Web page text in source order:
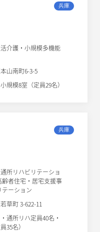
兵庫
介護・小規模多機能
山南町6-3-5
規模8室（定員29名）
兵庫
所リハビリテーショ
者住宅・居宅支援事
ーション
草町 3-622-11
通所リハ定員40名・
35名）